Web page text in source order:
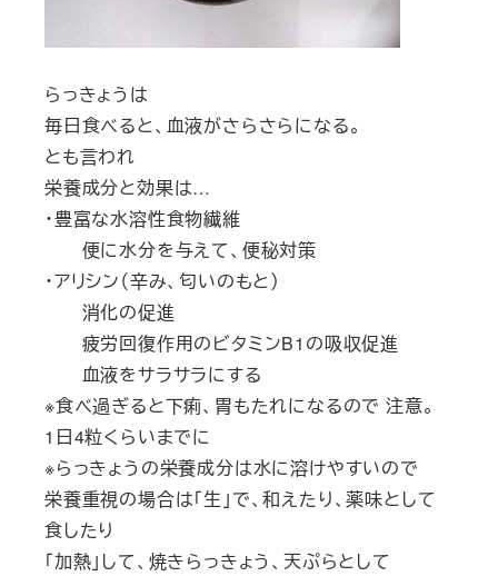
らっきょうは
毎日食べると、血液がさらさらになる。
とも言われ
栄養成分と効果は…
・豊富な水溶性食物繊維
便に水分を与えて、便秘対策
・アリシン（辛み、匂いのもと）
消化の促進
疲労回復作用のビタミンB1の吸収促進
血液をサラサラにする
※食べ過ぎると下痢、胃もたれになるので 注意。
1日4粒くらいまでに
※らっきょうの栄養成分は水に溶けやすいので
栄養重視の場合は「生」で、和えたり、薬味として
食したり
「加熱」して、焼きらっきょう、天ぷらとして